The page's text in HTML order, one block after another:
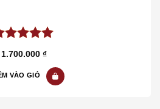
out of
1.700.000 ₫
VÀO GIỎ